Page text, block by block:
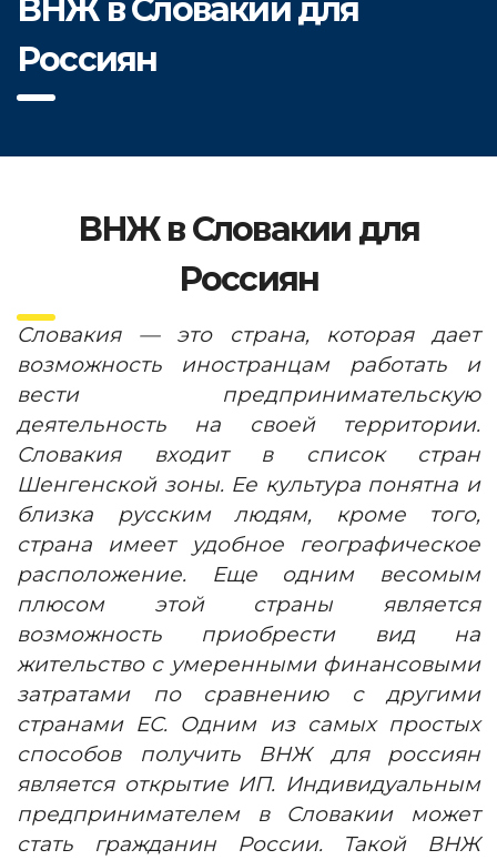
ВНЖ в Словакии для
Россиян
ВНЖ в Словакии для
Россиян
Словакия — это страна, которая дает
возможность иностранцам работать и
вести предпринимательскую
деятельность на своей территории.
Словакия входит в список стран
Шенгенской зоны. Ее культура понятна и
близка русским людям, кроме того,
страна имеет удобное географическое
расположение. Еще одним весомым
плюсом этой страны является
возможность приобрести вид на
жительство с умеренными финансовыми
затратами по сравнению с другими
странами ЕС. Одним из самых простых
способов получить ВНЖ для россиян
является открытие ИП. Индивидуальным
предпринимателем в Словакии может
стать гражданин России. Такой ВНЖ